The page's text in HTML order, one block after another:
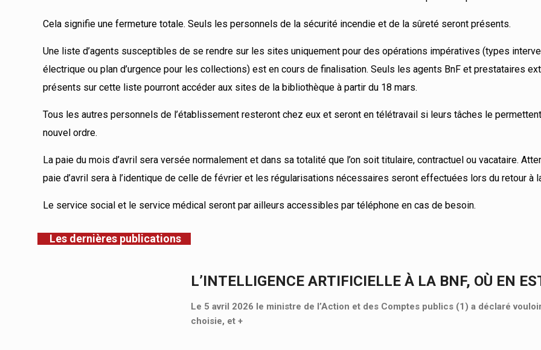
Cela signifie une fermeture totale. Seuls les personnels de la sécurité incendie et de la sûreté seront présents.
Une liste d’agents susceptibles de se rendre sur les sites uniquement pour des opérations impératives (types
électrique ou plan d’urgence pour les collections) est en cours de finalisation. Seuls les agents BnF et prestataires
présents sur cette liste pourront accéder aux sites de la bibliothèque à partir du 18 mars.
Tous les autres personnels de l’établissement resteront chez eux et seront en télétravail si leurs tâches le permettent
nouvel ordre.
La paie du mois d’avril sera versée normalement et dans sa totalité que l’on soit titulaire, contractuel ou vacataire.
paie d’avril sera à l’identique de celle de février et les régularisations nécessaires seront effectuées lors du retour à
Le service social et le service médical seront par ailleurs accessibles par téléphone en cas de besoin.
Les dernières publications
L’INTELLIGENCE ARTIFICIELLE À LA BNF, OÙ EN
Le 5 avril 2026 le ministre de l’Action et des Comptes publics (1) a déclaré
choisie, et +